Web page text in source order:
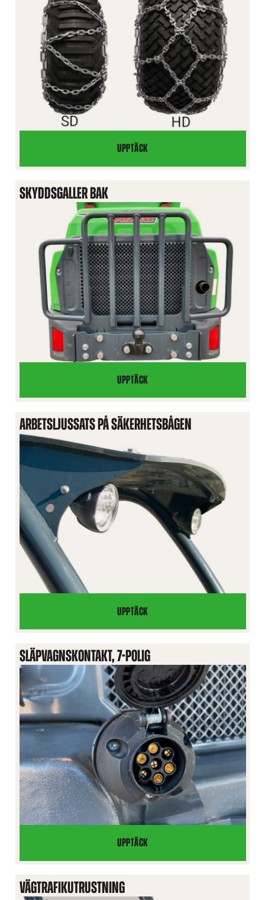
UPPTÄCK
SNÖKEDJOR
SKYDDSGALLER BAK
UPPTÄCK
SKYDDSGALLER
BAK
ARBETSLJUSSATS PÅ SÄKERHETSBÅGEN
UPPTÄCK
ARBETSLJUSSATS
PÅ
SÄKERHETSBÅGEN
SLÄPVAGNSKONTAKT, 7-POLIG
UPPTÄCK
SLÄPVAGNSKONTAKT,
7-
VÄGTRAFIKUTRUSTNING